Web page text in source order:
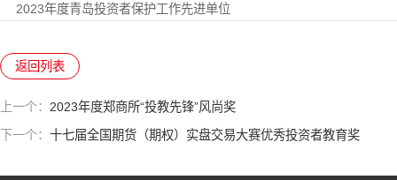
2023年度青岛投资者保护工作先进单位
返回列表
上一个： 2023年度郑商所“投教先锋”风尚奖
下一个： 十七届全国期货（期权）实盘交易大赛优秀投资者教育奖